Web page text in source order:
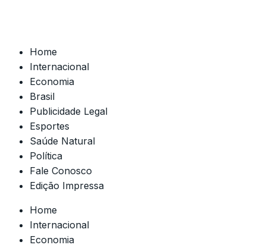
Home
Internacional
Economia
Brasil
Publicidade Legal
Esportes
Saúde Natural
Política
Fale Conosco
Edição Impressa
Home
Internacional
Economia